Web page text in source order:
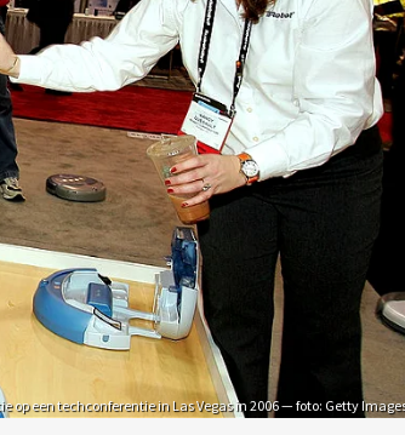
op een techconferentie in Las Vegas in 2006 — foto: Getty